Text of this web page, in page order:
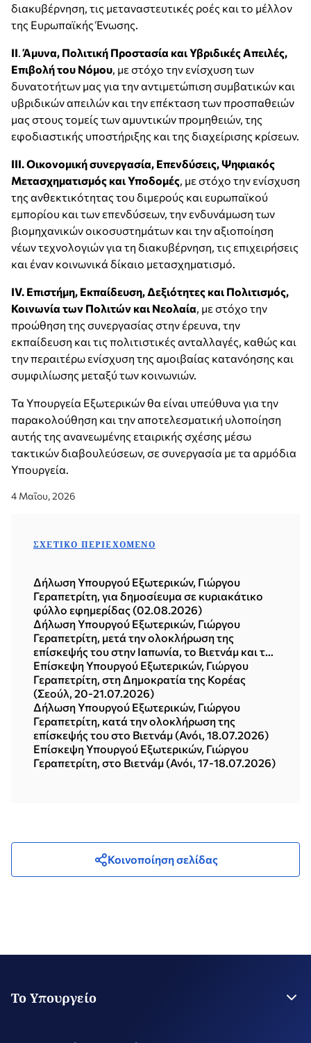
διακυβέρνηση, τις μεταναστευτικές ροές και το μέλλον
της Ευρωπαϊκής Ένωσης.
II.Άμυνα, Πολιτική Προστασία και Υβριδικές Απειλές,
Επιβολή του Νόμου, με στόχο την ενίσχυση των
δυνατοτήτων μας για την αντιμετώπιση συμβατικών και
υβριδικών απειλών και την επέκταση των προσπαθειών
μας στους τομείς των αμυντικών προμηθειών, της
εφοδιαστικής υποστήριξης και της διαχείρισης κρίσεων.
III.Οικονομική συνεργασία, Επενδύσεις,Ψηφιακός
Μετασχηματισμός και Υποδομές, με στόχο την ενίσχυση
της ανθεκτικότητας του διμερούς και ευρωπαϊκού
εμπορίου και των επενδύσεων, την ενδυνάμωση των
βιομηχανικών οικοσυστημάτων και την αξιοποίηση
νέων τεχνολογιών για τη διακυβέρνηση, τις επιχειρήσεις
και έναν κοινωνικά δίκαιο μετασχηματισμό.
IV. Επιστήμη, Εκπαίδευση, Δεξιότητες και Πολιτισμός,
Κοινωνία των Πολιτών και Νεολαία, με στόχο την
προώθηση της συνεργασίας στην έρευνα, την
εκπαίδευση και τις πολιτιστικές ανταλλαγές, καθώς και
την περαιτέρω ενίσχυση της αμοιβαίας κατανόησης και
συμφιλίωσης μεταξύ των κοινωνιών.
Τα Υπουργεία Εξωτερικών θα είναι υπεύθυνα για την
παρακολούθηση και την αποτελεσματική υλοποίηση
αυτής της ανανεωμένης εταιρικής σχέσης μέσω
τακτικών διαβουλεύσεων, σε συνεργασία με τα αρμόδια
Υπουργεία.
4 Μαΐου, 2026
ΣΧΕΤΙΚΌ ΠΕΡΙΕΧΌΜΕΝΟ
Δήλωση Υπουργού Εξωτερικών, Γιώργου
Γεραπετρίτη, για δημοσίευμα σε κυριακάτικο
φύλλο εφημερίδας (02.08.2026)
Δήλωση Υπουργού Εξωτερικών, Γιώργου
Γεραπετρίτη, μετά την ολοκλήρωση της
επίσκεψής του στην Ιαπωνία, το Βιετνάμ και τη
Δημοκρατία της Κορέας (Σεούλ, 21.07.2026)
Επίσκεψη Υπουργού Εξωτερικών, Γιώργου
Γεραπετρίτη, στη Δημοκρατία της Κορέας
(Σεούλ, 20-21.07.2026)
Δήλωση Υπουργού Εξωτερικών, Γιώργου
Γεραπετρίτη, κατά την ολοκλήρωση της
επίσκεψής του στο Βιετνάμ (Ανόι, 18.07.2026)
Επίσκεψη Υπουργού Εξωτερικών, Γιώργου
Γεραπετρίτη, στο Βιετνάμ (Ανόι, 17-18.07.2026)
Κοινοποίηση σελίδας
Το Υπουργείο